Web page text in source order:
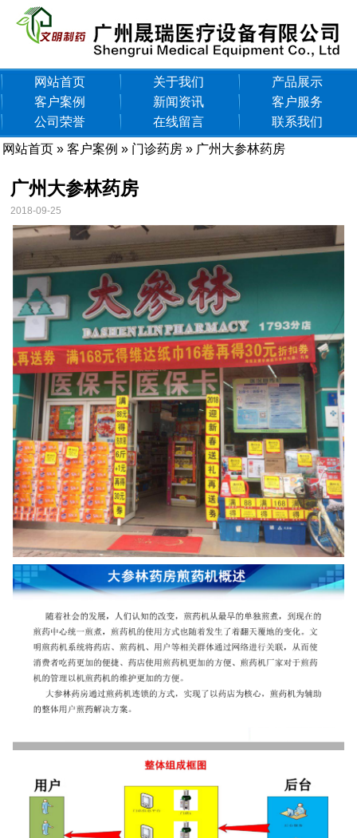
网站首页 关于我们
产品展示
客户案例
新闻资讯
客户服务
公司荣誉
在线留言
联系我们
网站首页 » 客户案例 » 门诊药房 » 广州大参林药房
广州大参林药房
2018-09-25